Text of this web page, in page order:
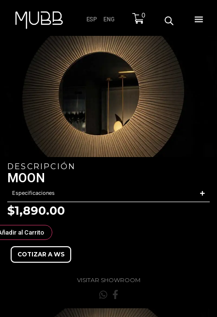
ESP ENG
0
DESCRIPCIÓN
MOON
Especificaciones
$1,890.00
al Carrito
COTIZAR A WS
VISITAR SHOWROOM